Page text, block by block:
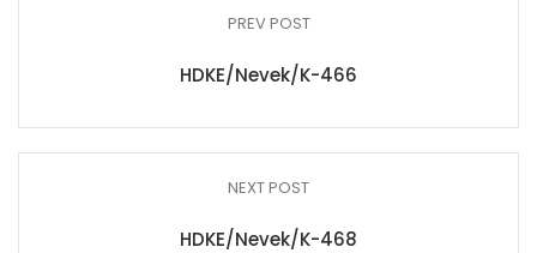
PREV POST
HDKE/Nevek/K-466
NEXT POST
HDKE/Nevek/K-468